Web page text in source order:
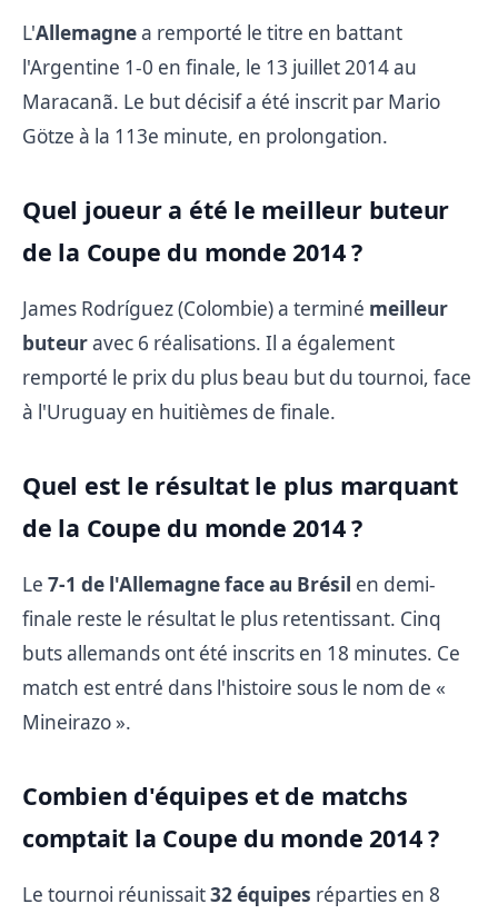
L'Allemagnea remporté le titre en battant
l'Argentine 1-0 en finale, le 13 juillet 2014 au
Maracanã. Le but décisif a été inscrit par Mario
Götze à la 113e minute, en prolongation.
Quel joueur a été le meilleur buteur
de la Coupe du monde 2014 ?
James Rodríguez (Colombie) a terminé meilleur
buteuravec 6 réalisations. Il a également
remporté le prix du plus beau but du tournoi, face
à l'Uruguay en huitièmes de finale.
Quel est le résultat le plus marquant
de la Coupe du monde 2014 ?
Le 7-1 de l'Allemagne face au Brésil en demi-
finale reste le résultat le plus retentissant. Cinq
buts allemands ont été inscrits en 18 minutes. Ce
match est entré dans l'histoire sous le nom de «
Mineirazo ».
Combien d'équipes et de matchs
comptait la Coupe du monde 2014 ?
Le tournoi réunissait32 équipes réparties en 8